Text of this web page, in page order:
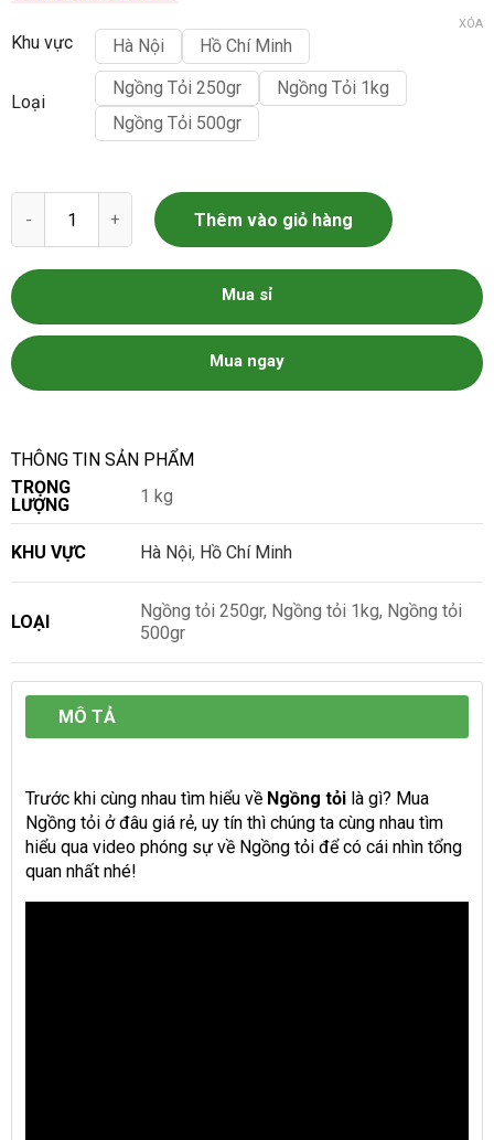
Khu vực Hà Nội Hồ Chí Minh
Loại
Ngồng Tỏi 250gr
Ngồng Tỏi 1kg
Ngồng Tỏi 500gr
XÓA
Ngồng Tỏi Lý Sơn số lượng
Thêm vào giỏ hàng
Mua sỉ
Mua ngay
THÔNG TIN SẢN PHẨM
TRỌNG
LƯỢNG
1 kg
KHU VỰC Hà Nội, Hồ Chí Minh
LOẠI
Ngồng tỏi 250gr, Ngồng tỏi 1kg, Ngồng tỏi
500gr
MÔ TẢ
Trước khi cùng nhau tìm hiểu về Ngồng tỏi là gì? Mua
Ngồng tỏi ở đâu giá rẻ, uy tín thì chúng ta cùng nhau tìm
hiểu qua video phóng sự về Ngồng tỏi để có cái nhìn tổng
quan nhất nhé!